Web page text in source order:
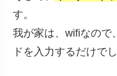
す。
我が家は、wifiなので
ドを入力するだけでし